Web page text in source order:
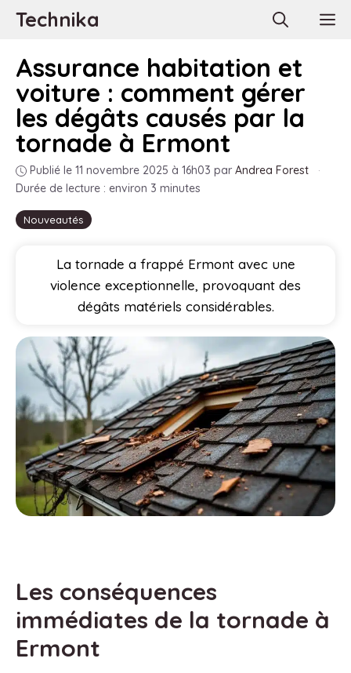
AllerTechnika
Nouveautés
Assurance habitation et
voiture : comment gérer
les dégâts causés par la
tornade à Ermont
Publié le 11 novembre 2025 à 16h03 par Andrea Forest
·
Durée de lecture : environ 3 minutes
La tornade a frappé Ermont avec une
violence exceptionnelle, provoquant des
dégâts matériels considérables.
Les conséquences
immédiates de la tornade à
Ermont